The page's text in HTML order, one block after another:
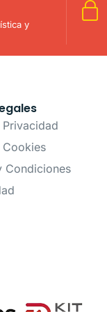
y
Condiciones